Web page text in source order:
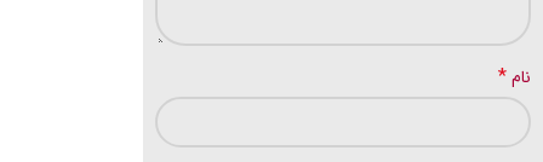
نام*